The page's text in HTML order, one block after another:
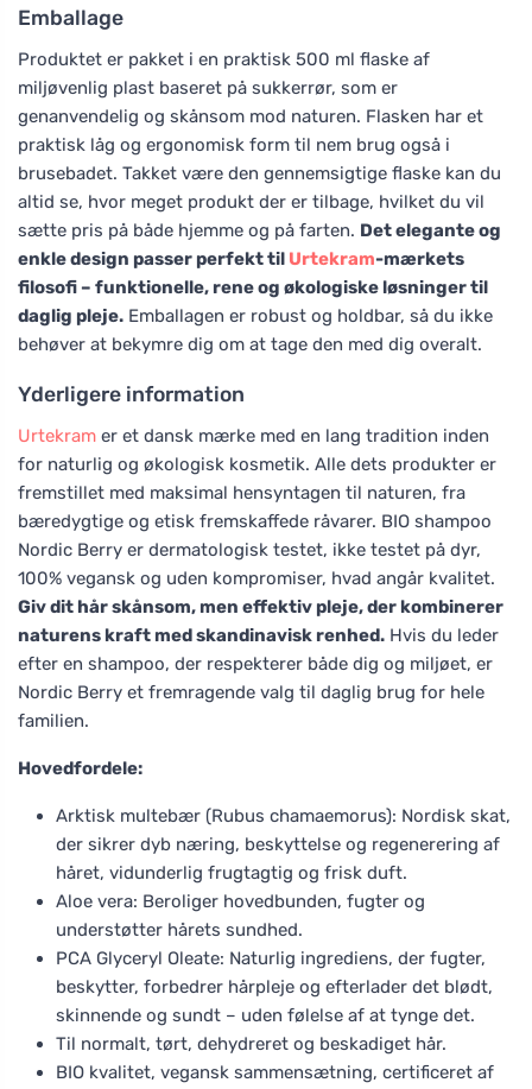
Emballage
Produktet er pakket i en praktisk 500 ml flaske af
miljøvenlig plast baseret på sukkerrør, som er
genanvendelig og skånsom mod naturen. Flasken har et
praktisk låg og ergonomisk form til nem brug også i
brusebadet. Takket være den gennemsigtige flaske kan du
altid se, hvor meget produkt der er tilbage, hvilket du vil
sætte pris på både hjemme og på farten. Det elegante og
enkle design passer perfekt til Urtekram-mærkets
filosofi – funktionelle, rene og økologiske løsninger til
daglig pleje. Emballagen er robust og holdbar, så du ikke
behøver at bekymre dig om at tage den med dig overalt.
Yderligere information
Urtekram er et dansk mærke med en lang tradition inden
for naturlig og økologisk kosmetik. Alle dets produkter er
fremstillet med maksimal hensyntagen til naturen, fra
bæredygtige og etisk fremskaffede råvarer. BIO shampoo
Nordic Berry er dermatologisk testet, ikke testet på dyr,
100% vegansk og uden kompromiser, hvad angår kvalitet.
Giv dit hår skånsom, men effektiv pleje, der kombinerer
naturens kraft med skandinavisk renhed. Hvis du leder
efter en shampoo, der respekterer både dig og miljøet, er
Nordic Berry et fremragende valg til daglig brug for hele
familien.
Hovedfordele:
Arktisk multebær (Rubus chamaemorus): Nordisk skat,
der sikrer dyb næring, beskyttelse og regenerering af
håret, vidunderlig frugtagtig og frisk duft.
Aloe vera: Beroliger hovedbunden, fugter og
understøtter hårets sundhed.
PCA Glyceryl Oleate: Naturlig ingrediens, der fugter,
beskytter, forbedrer hårpleje og efterlader det blødt,
skinnende og sundt – uden følelse af at tynge det.
Til normalt, tørt, dehydreret og beskadiget hår.
BIO kvalitet, vegansk sammensætning, certificeret af